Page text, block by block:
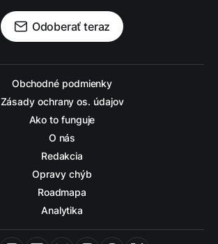
Odoberať teraz
Obchodné podmienky
Zásady ochrany os. údajov
Ako to funguje
O nás
Redakcia
Opravy chýb
Roadmapa
Analytika